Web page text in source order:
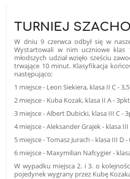
TURNIEJ
W dniu 9 czerwca odbył się w
Wystartowali w nim uczniowe klas
młodszych udział wzięło sześciu
trwające 10 minut. Klasyfikacja
następująco:
1 miejsce - Leon Siekiera, klasa II C -
2 miejsce - Kuba Kozak, klasa II A - 3pkt
3 miejsce - Albert Dubicki, klasa III C -
4 miejsce - Aleksander Grajek - klasa
5 miejsce - Tomasz Jurach - klasa III D
6 miejsce - Maxymilian Nafcygier -
W wypadku miejsca 2. i 3. o
pojedynek wygrany przez Kubę